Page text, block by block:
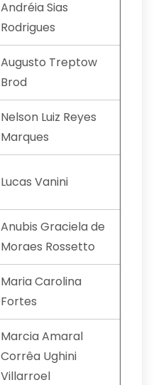
Andréia Sias
Rodrigues
Augusto Treptow
Brod
Nelson Luiz Reyes
Marques
Lucas Vanini
Anubis Graciela de
Moraes Rossetto
Maria Carolina
Fortes
Marcia Amaral
Corrêa Ughini
Villarroel